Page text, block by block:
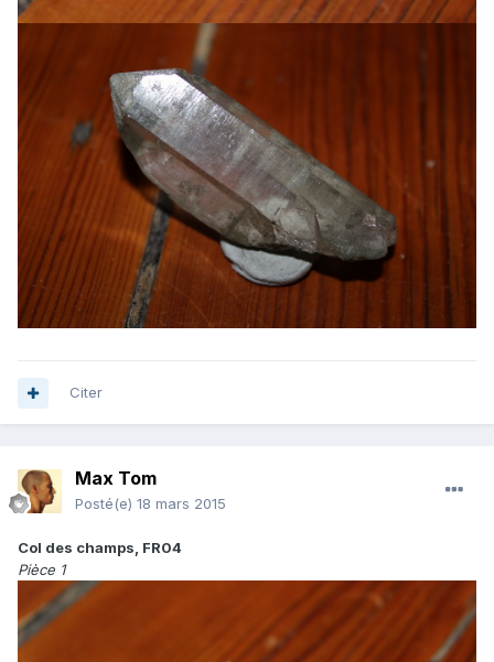
Citer
Max Tom
Posté(e) 18 mars 2015
Col des champs, FR04
Pièce 1